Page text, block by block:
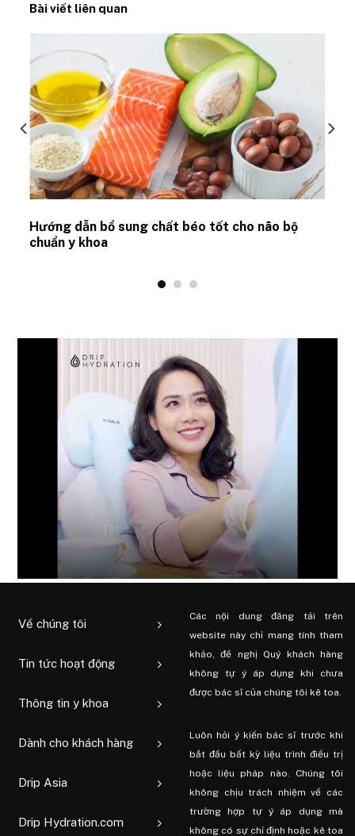
Bài viết liên quan
Hướng dẫn bổ sung chất béo tốt cho não bộ
chuẩn y khoa
Về chúng tôi
Tin tức hoạt động
Thông tin y khoa
Dành cho khách hàng
Drip Asia
Drip Hydration.com
Các nội dung đăng tải trên
website này chỉ mang tính tham
khảo, đề nghị Quý khách hàng
không tự ý áp dụng khi chưa
được bác sĩ của chúng tôi kê toa.
Luôn hỏi ý kiến ​​bác sĩ trước khi
bắt đầu bất kỳ liệu trình điều trị
hoặc liệu pháp nào. Chúng tôi
không chịu trách nhiệm về các
trường hợp tự ý áp dụng mà
không có sự chỉ định hoặc kê toa